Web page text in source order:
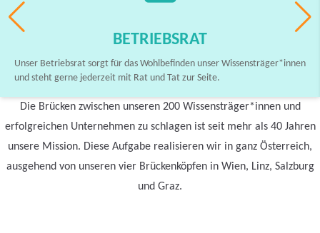
BETRIEBSRAT
Unser Betriebsrat sorgt für das Wohlbefinden unser Wissensträger*innen
und steht gerne jederzeit mit Rat und Tat zur Seite.
Die Brücken zwischen unseren 200 Wissensträger*innen und
erfolgreichen Unternehmen zu schlagen ist seit mehr als 40 Jahren
unsere Mission. Diese Aufgabe realisieren wir in ganz Österreich,
ausgehend von unseren vier Brückenköpfen in Wien, Linz, Salzburg
und Graz.